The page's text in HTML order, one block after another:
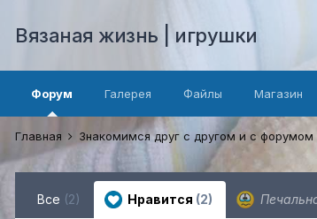
Вязаная жизнь | игрушки
Форум Галерея Файлы Магазин
Главная Знакомимся друг с другом и с форумом
Все (2) Нравится (2)